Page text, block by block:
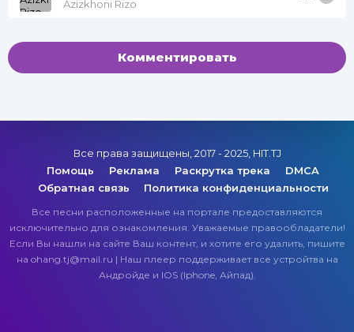
Azizkhoni Rizo
Комментировать
Все права защищены, 2017 - 2025, HIT.TJ
Помощь
Реклама Раскрутка трека
DMCA
Обратная связь
Политика конфиденциальности
Все песни расположенные на портале предоставляются
исключительно для ознакомления. Уважаемые правообладатели!
Если Вы нашли на сайте Ваш контент, и хотите его удалить, пишите
на ohang.tj@mail.ru | Наш плеер поддерживает все устройтва на
Андройде и IOS (Iphone, Айпад).